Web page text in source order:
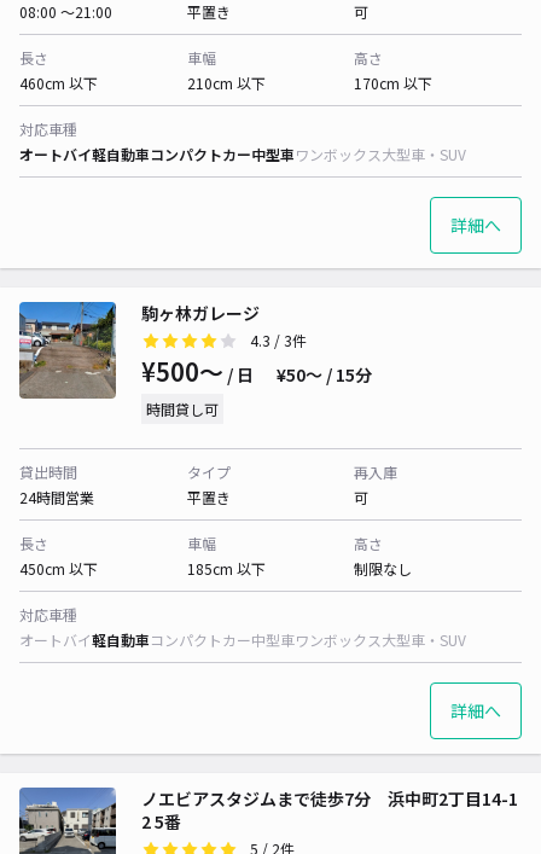
08:00 〜21:00
平置き
可
長さ
460cm 以下
車幅
210cm 以下
高さ
170cm 以下
対応車種
オートバイ軽自動車コンパクトカー中型車ワンボックス大型車・SUV
詳細へ
駒ヶ林ガレージ
4.3 / 3件
¥500〜 / 日 ¥50〜 / 15分
時間貸し可
貸出時間
24時間営業
タイプ
平置き
再入庫
可
長さ
450cm 以下
車幅
185cm 以下
高さ
制限なし
対応車種
オートバイ軽自動車コンパクトカー中型車ワンボックス大型車・SUV
詳細へ
ノエビアスタジムまで徒歩7分 浜中町2丁目14-1
2 5番
5 / 2件